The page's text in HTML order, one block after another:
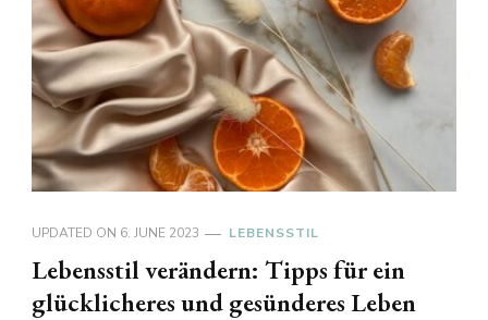
UPDATED ON 6. JUNE 2023 LEBENSSTIL
Lebensstil verändern: Tipps für ein
glücklicheres und gesünderes Leben